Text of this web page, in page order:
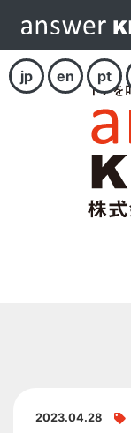
jp en pt
2023.04.28